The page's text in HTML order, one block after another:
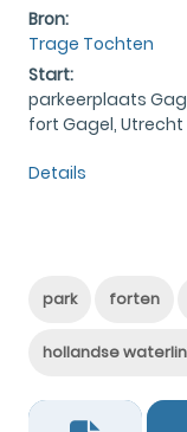
Bron:
Trage Tochten
Start:
parkeerplaats
fort Gagel, Utrecht
Details
park forten
hollandse